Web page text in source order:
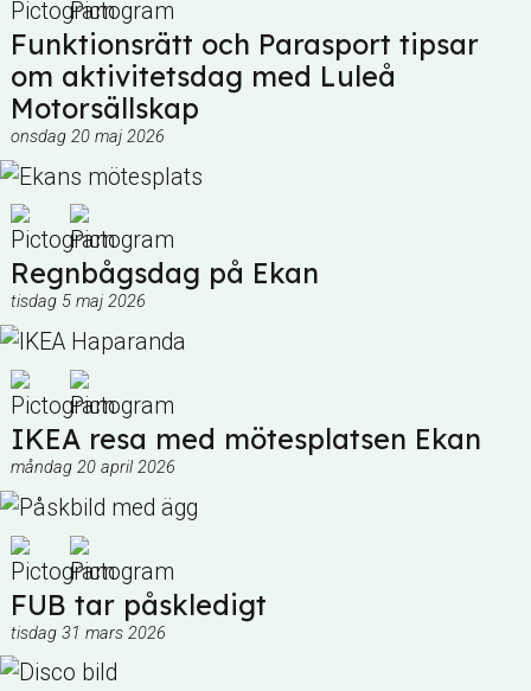
Funktionsrätt och Parasport tipsar
om aktivitetsdag med Luleå
Motorsällskap
onsdag 20 maj 2026
Regnbågsdag på Ekan
tisdag 5 maj 2026
IKEA resa med mötesplatsen Ekan
måndag 20 april 2026
FUB tar påskledigt
tisdag 31 mars 2026